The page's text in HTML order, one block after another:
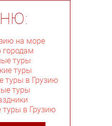
на море
городам
туры
туры
туры в Грузию
туры
в Грузию